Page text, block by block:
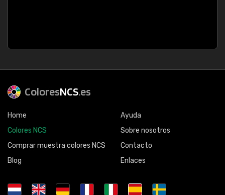
ColoresNCS.es
Home
Colores NCS
Comprar muestra colores NCS
Blog
Ayuda
Sobre nosotros
Contacto
Enlaces